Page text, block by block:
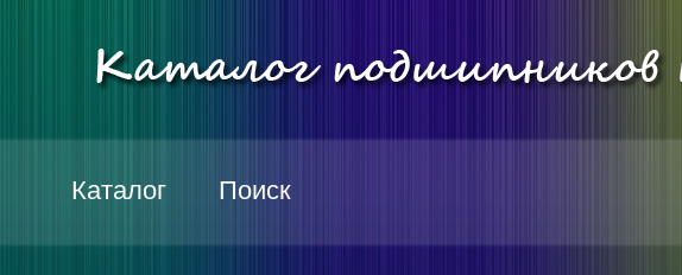
Каталог Поиск